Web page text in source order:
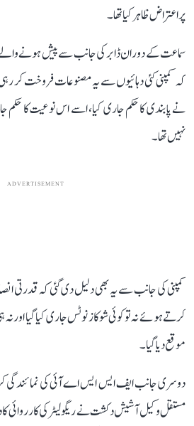
پر اعتراض ظاہر کیا تھا۔
سماعت کے دوران ڈابر کی جانب سے پیش ہونے والے
کہ کمپنی کئی دہائیوں سے یہ مصنوعات فروخت کر
نے پابندی کا حکم جاری کیا، اسے اس نوعیت کا حکم
نہیں تھا۔
ADVERTISEMENT
کمپنی کی جانب سے یہ بھی دلیل دی گئی کہ
کرتے ہوئے نہ تو کوئی شوکاز نوٹس جاری کیا گیا اور
موقع دیا گیا۔
دوسری جانب ایف ایس ایس اے آئی کی
مستقل وکیل آشیش دکشت نے ریگولیٹر کی کارروائی کا